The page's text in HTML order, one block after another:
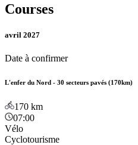
Courses
avril 2027
Date à confirmer
L'enfer du Nord - 30 secteurs pavés (170km)
170 km
07:00
Vélo
Cyclotourisme